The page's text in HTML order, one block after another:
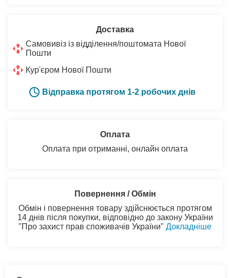
Доставка
Самовивіз із відділення/поштомата Нової
Пошти
Кур'єром Нової Пошти
Відправка протягом 1-2 робочих днів
Оплата
Оплата при отриманні, онлайн оплата
Повернення / Обмін
Обмін і повернення товару здійснюється протягом
14 днів після покупки, відповідно до закону України
"Про захист прав споживачів України" Докладніше